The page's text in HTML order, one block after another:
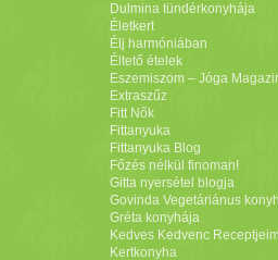
Dulmina tündérkonyhája
Életkert
Élj harmóniában
Éltető ételek
Eszemiszom – Jóga
Extraszűz
Fitt Nők
Fittanyuka
Fittanyuka Blog
Főzés nélkül finoman!
Gitta nyersétel blogja
Govinda Vegetáriánus
Gréta konyhája
Kedves Kedvenc
Kertkonyha